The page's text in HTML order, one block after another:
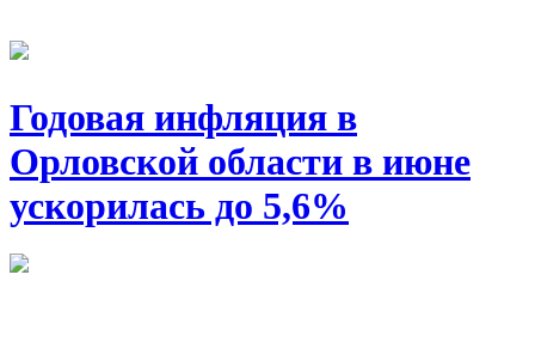
Годовая инфляция в
Орловской области в июне
ускорилась до 5,6%